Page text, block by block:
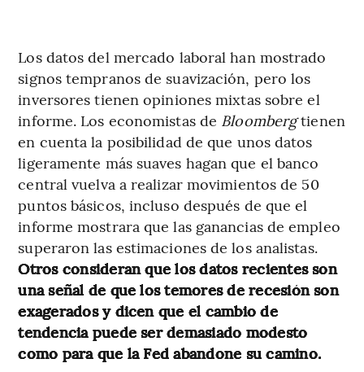
Los datos del mercado laboral han mostrado
signos tempranos de suavización, pero los
inversores tienen opiniones mixtas sobre el
informe. Los economistas de Bloombergtienen
en cuenta la posibilidad de que unos datos
ligeramente más suaves hagan que el banco
central vuelva a realizar movimientos de 50
puntos básicos, incluso después de que el
informe mostrara que las ganancias de empleo
superaron las estimaciones de los analistas.
Otros consideran que los datos recientes son
una señal de que los temores de recesión son
exagerados y dicen que el cambio de
tendencia puede ser demasiado modesto
como para que la Fed abandone su camino.